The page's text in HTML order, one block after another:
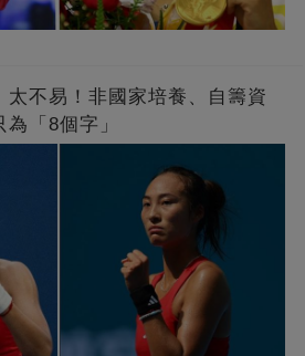
太不易！非國家培養、自籌資
「8個字」